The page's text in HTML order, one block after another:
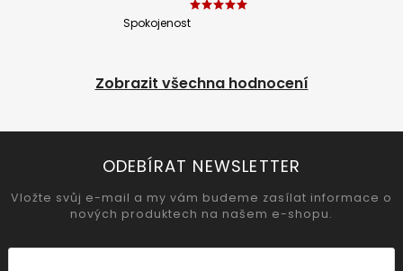
Spokojenost
Zobrazit všechna hodnocení
ODEBÍRAT NEWSLETTER
Vložte svůj e-mail a my vám budeme zasílat informace o
nových produktech na našem e-shopu.